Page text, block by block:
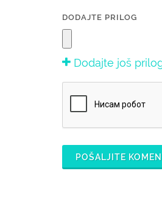
DODAJTE PRILOG
Dodajte još
POŠALJITE